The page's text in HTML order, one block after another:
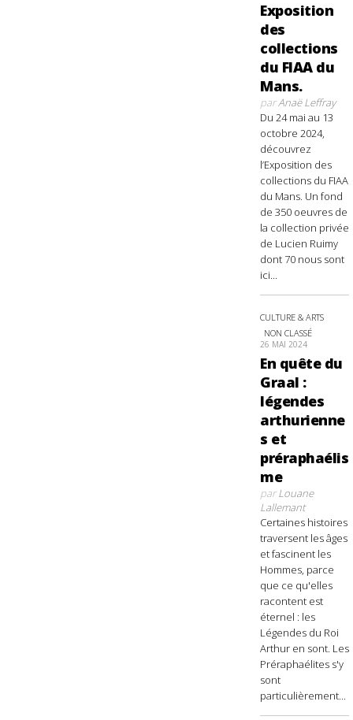
Exposition
des
collections
du FIAA du
Mans.
parAnaë Leffray
Du 24 mai au 13
octobre 2024,
découvrez
l’Exposition des
collections du FIAA
du Mans. Un fond
de 350 oeuvres de
la collection privée
de Lucien Ruimy
dont 70 nous sont
ici...
CULTURE & ARTS
NON CLASSÉ
26 MAI 2024
En quête du
Graal :
légendes
arthurienne
s et
préraphaélis
me
parLouane
Lallemant
Certaines histoires
traversent les âges
et fascinent les
Hommes, parce
que ce qu'elles
racontent est
éternel : les
Légendes du Roi
Arthur en sont. Les
Préraphaélites s'y
sont
particulièrement...